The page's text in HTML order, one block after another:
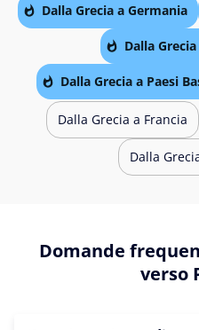
Dalla Grecia a Germania
Dalla
Dalla Grecia a Paesi
Dalla Grecia a Francia
Dalla
Domande
verso